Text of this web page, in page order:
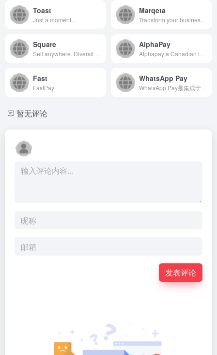
Toast
Just a moment...
Marqeta
Square AlphaPay
Fast
FastPay
WhatsApp Pay
暂无评论
发表评论